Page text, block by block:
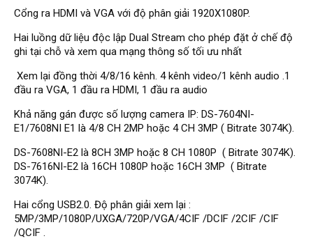
Camera KBVISION
Camera HDParagon
Đầu ghi Analog
Đầu ghi HDParagon
Đầu ghi HIKVISION
Đầu ghi Visionhitech
Đầu ghi Dahua
Đầu ghi KBVISION
Thiết bị chống trộm
Thiết bị chống trộm Paradox
Cổng ra HDMI và VGA với độ phân giải 1920X1080P.
Hai luồng dữ liệu độc lập Dual Stream cho phép đặt ở chế độ
ghi tại chỗ và xem qua mạng thông số tối ưu nhất
Xem lại đồng thời 4/8/16 kênh. 4 kênh video/1 kênh audio .1
đầu ra VGA, 1 đầu ra HDMI, 1 đầu ra audio
Khả năng gán được số lượng camera IP: DS-7604NI-
E1/7608NI E1 là 4/8 CH 2MP hoặc 4 CH 3MP ( Bitrate 3074K).
DS-7608NI-E2 là 8CH 3MP hoặc 8 CH 1080P ( Bitrate 3074K).
DS-7616NI-E2 là 16CH 1080P hoặc 16CH 3MP ( Bitrate
3074K).
Hai cổng USB2.0. Độ phân giải xem lại :
5MP/3MP/1080P/UXGA/720P/VGA/4CIF /DCIF /2CIF /CIF
/QCIF .